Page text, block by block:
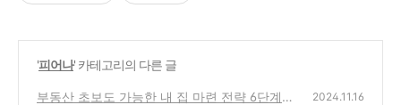
'피어나' 카테고리의 다른 글
부동산 초보도 가능한 내 집 마련 전략 6단계 2024.11.16